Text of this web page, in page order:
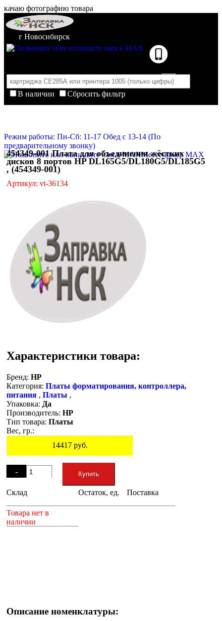
качаю фотографию товара
г Новосибирск
В наличии
Сбросить фильтр
Корзина пуста
Режим работы: Пн-Сб: 11-17 Обед с 13-14 (По
предварительному звонку)
Мессенджер MAX
454349-001 Плата для объединения жёстких
дисков 8 портов HP DL165G5/DL180G5/DL185G5
, (454349-001)
Артикул: vt-36134
Характеристики товара:
Бренд: HP
Категория: Платы форматирования, контроллера,
питания , Платы ,
Упаковка: Да
Производитель: HP
Тип товара: Платы
Вес, гр.:
14417руб.
-
+
Купить
Склад Остаток, ед. Поставка
Товара нет в
наличии
Описание номенклатуры: